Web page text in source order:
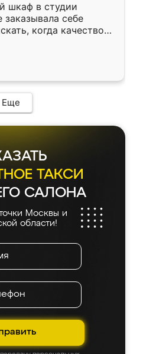
шкаф в студии
заказывала себе
когда качеством
кухня уже почти
Еще
ТАКСИ
САЛОНА
Москвы и
области!